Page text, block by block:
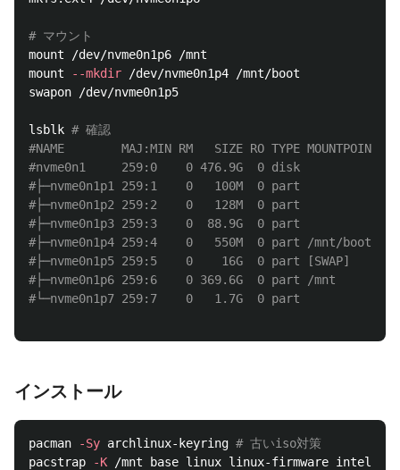
# マウント
mount /dev/nvme0n1p6 /mnt
mount
--mkdir /dev/nvme0n1p4 /mnt/boot
swapon /dev/nvme0n1p5
lsblk # 確認
#NAME        MAJ:MIN RM   SIZE RO TYPE MOUNTPOINTS
#nvme0n1     259:0    0 476.9G  0 disk
#├─nvme0n1p1 259:1    0   100M  0 part
#├─nvme0n1p2 259:2    0   128M  0 part
#├─nvme0n1p3 259:3    0  88.9G  0 part
#├─nvme0n1p4 259:4    0   550M  0 part /mnt/boot
#├─nvme0n1p5 259:5    0    16G  0 part [SWAP]
#├─nvme0n1p6 259:6    0 369.6G  0 part /mnt
#└─nvme0n1p7 259:7    0   1.7G  0 part
インストール
pacman -Sy archlinux-keyring # 古いiso対策
pacstrap
-K /mnt base linux linux-firmware intel-